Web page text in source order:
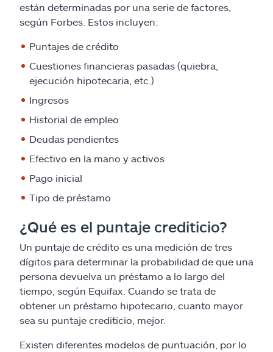
están determinadas por una serie de factores,
según Forbes. Estos incluyen:
Puntajes de crédito
Cuestiones financieras pasadas (quiebra,
ejecución hipotecaria, etc.)
Ingresos
Historial de empleo
Deudas pendientes
Efectivo en la mano y activos
Pago inicial
Tipo de préstamo
¿Qué es el puntaje crediticio?
Un puntaje de crédito es una medición de tres
dígitos para determinar la probabilidad de que una
persona devuelva un préstamo a lo largo del
tiempo, según Equifax. Cuando se trata de
obtener un préstamo hipotecario, cuanto mayor
sea su puntaje crediticio, mejor.
Existen diferentes modelos de puntuación, por lo